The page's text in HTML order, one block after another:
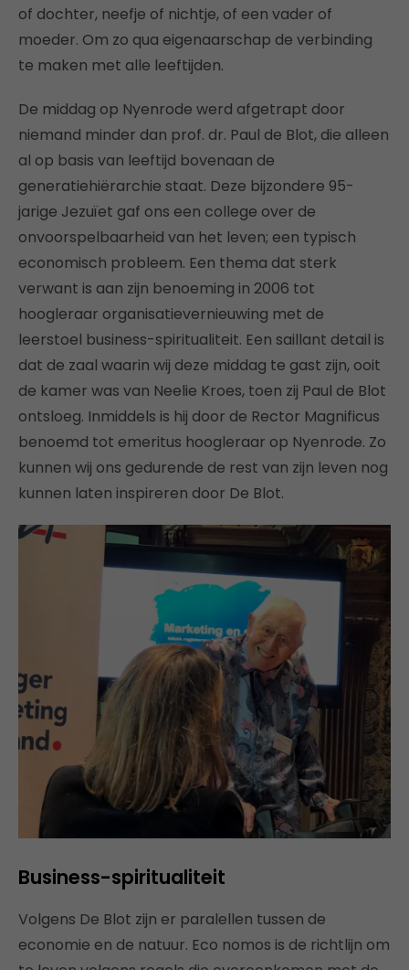
of dochter, neefje of nichtje, of een vader of
moeder. Om zo qua eigenaarschap de verbinding
te maken met alle leeftijden.
De middag op Nyenrode werd afgetrapt door
niemand minder dan prof. dr. Paul de Blot, die alleen
al op basis van leeftijd bovenaan de
generatiehiërarchie staat. Deze bijzondere 95-
jarige Jezuïet gaf ons een college over de
onvoorspelbaarheid van het leven; een typisch
economisch probleem. Een thema dat sterk
verwant is aan zijn benoeming in 2006 tot
hoogleraar organisatievernieuwing met de
leerstoel business-spiritualiteit. Een saillant detail is
dat de zaal waarin wij deze middag te gast zijn, ooit
de kamer was van Neelie Kroes, toen zij Paul de Blot
ontsloeg. Inmiddels is hij door de Rector Magnificus
benoemd tot emeritus hoogleraar op Nyenrode. Zo
kunnen wij ons gedurende de rest van zijn leven nog
kunnen laten inspireren door De Blot.
Business-spiritualiteit
Volgens De Blot zijn er paralellen tussen de
economie en de natuur. Eco nomos is de richtlijn om